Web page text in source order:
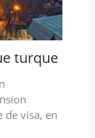
turque
de visa, en